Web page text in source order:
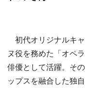
初代オリジナルキ
ヌ役を務めた「オペ
俳優として活躍。そ
ップスを融合した独